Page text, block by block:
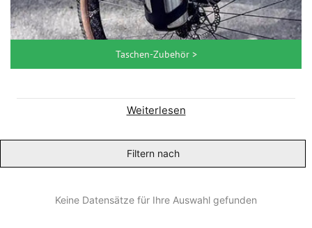
Taschen-Zubehör >
Weiterlesen
Filtern nach
Keine Datensätze für Ihre Auswahl gefunden